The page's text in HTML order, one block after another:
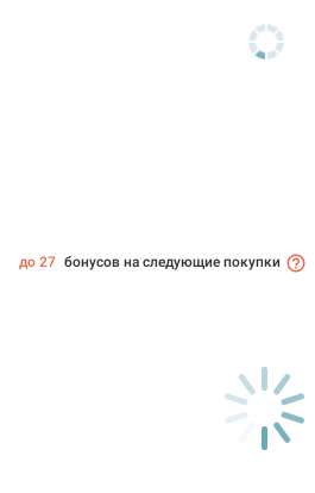
до 27 бонусов на следующие покупки